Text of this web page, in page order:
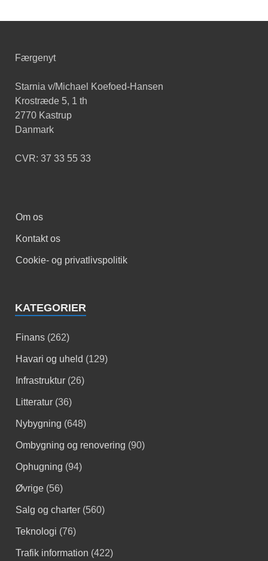
Færgenyt
Starnia v/Michael Koefoed-Hansen
Krostræde 5, 1 th
2770 Kastrup
Danmark
CVR: 37 33 55 33
Om os
Kontakt os
Cookie- og privatlivspolitik
KATEGORIER
Finans (262)
Havari og uheld (129)
Infrastruktur (26)
Litteratur (36)
Nybygning (648)
Ombygning og renovering (90)
Ophugning (94)
Øvrige (56)
Salg og charter (560)
Teknologi (76)
Trafik information (422)